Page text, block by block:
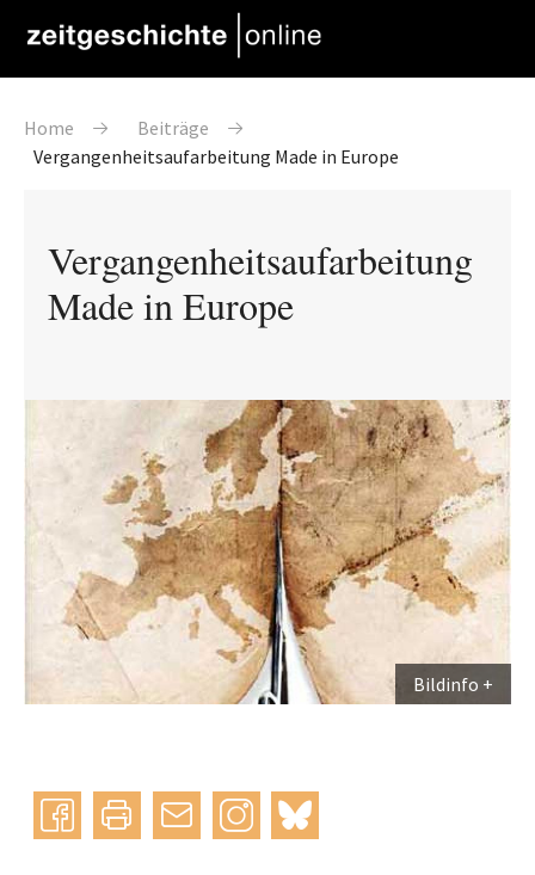
Pfadnavigation
Home
Beiträge
Vergangenheitsaufarbeitung Made in Europe
Vergangenheitsaufarbeitung
Made in Europe
Bildinfo
Instagram
bluesky